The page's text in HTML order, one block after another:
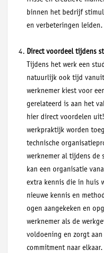
binnen het bedrijf
en verbeteringen leiden.
Direct voordeel tijdens
Tijdens het werk een
natuurlijk ook tijd
werknemer kiest voor
gerelateerd is aan het
hier direct voordelen
werkpraktijk worden
technische
werknemer al tijdens de
kan een organisatie
extra kennis die in huis
nieuwe kennis en
ogen aangekeken en
werknemer als de
voldoening en zorgt
commitment naar elkaar.